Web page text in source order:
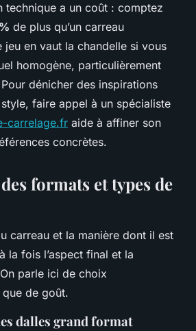
technique a un coût : comptez
de plus qu’un carreau
jeu en vaut la chandelle si vous
homogène, particulièrement
dénicher des inspirations
faire appel à un spécialiste
carrelage.fr aide à affiner son
concrètes.
formats et types de
carreau et la manière dont il est
la fois l’aspect final et la
parle ici de choix
de goût.
dalles grand format